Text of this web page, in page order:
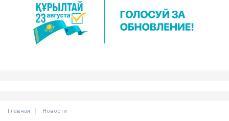
Главная Новости